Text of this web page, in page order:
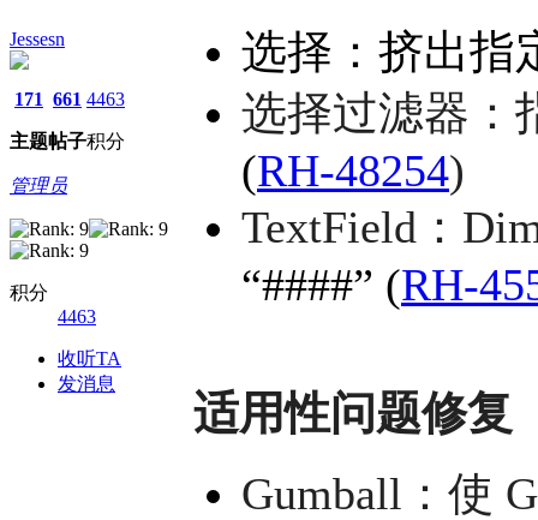
Jessesn
171
主题
661
帖子
4463
积分
管理员
积分
4463
收听TA
发消息
选择：挤出指
选择过滤器：
(RH-48254)
TextField：
“####” (RH-
适用性问题修复
Gumball：使